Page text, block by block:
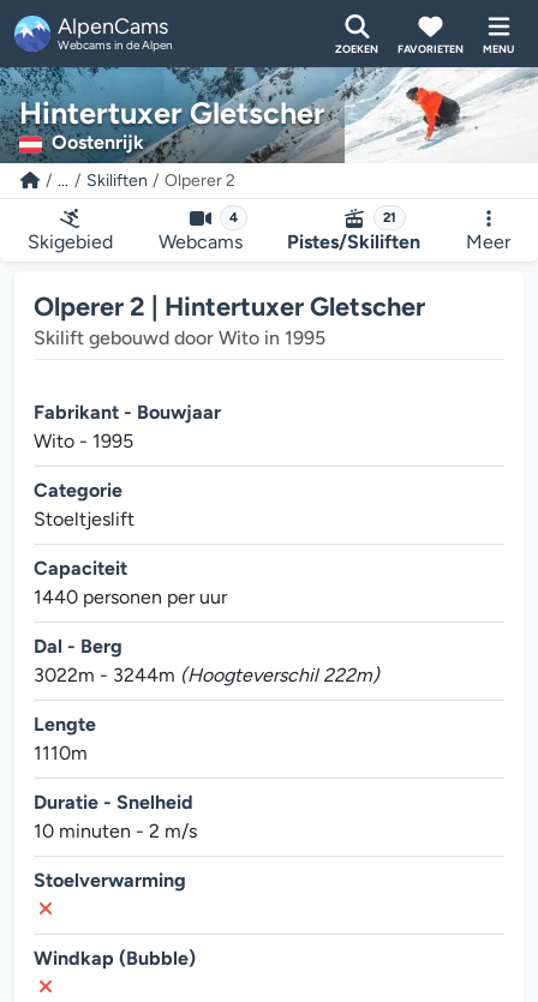
AlpenCams
Webcams in de Alpen ZOEKEN FAVORIETEN MENU
Hintertuxer Gletscher
Oostenrijk
... Skiliften Olperer 2
Skigebied
4
Webcams
21
Pistes/Skiliften Meer
Olperer 2 | Hintertuxer Gletscher
Skilift gebouwd door Wito in 1995
Fabrikant - Bouwjaar
Wito - 1995
Categorie
Stoeltjeslift
Capaciteit
1440 personen per uur
Dal - Berg
3022m - 3244m (Hoogteverschil 222m)
Lengte
1110m
Duratie - Snelheid
10 minuten - 2 m/s
Stoelverwarming
Windkap (Bubble)